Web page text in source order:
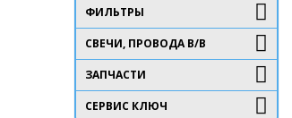
ФИЛЬТРЫ
СВЕЧИ, ПРОВОДА В/В
ЗАПЧАСТИ
СЕРВИС КЛЮЧ